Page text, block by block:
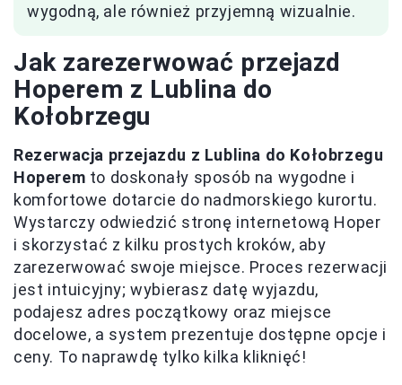
wygodną, ale również przyjemną wizualnie.
Jak zarezerwować przejazd
Hoperem z Lublina do
Kołobrzegu
Rezerwacja przejazdu z Lublina do Kołobrzegu
Hoperem to doskonały sposób na wygodne i
komfortowe dotarcie do nadmorskiego kurortu.
Wystarczy odwiedzić stronę internetową Hoper
i skorzystać z kilku prostych kroków, aby
zarezerwować swoje miejsce. Proces rezerwacji
jest intuicyjny; wybierasz datę wyjazdu,
podajesz adres początkowy oraz miejsce
docelowe, a system prezentuje dostępne opcje i
ceny. To naprawdę tylko kilka kliknięć!